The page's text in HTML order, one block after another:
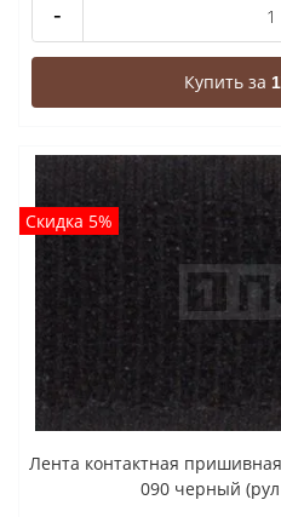
-
Купить за
Скидка 5%
Лента контактная
090 черный